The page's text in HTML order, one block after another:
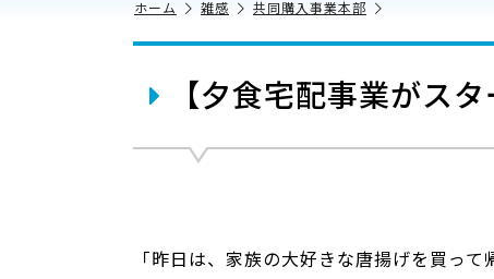
ホーム 雑感 共同購入事業本部
【夕食宅配事業がスタ
「昨日は、家族の大好きな唐揚げを買っ